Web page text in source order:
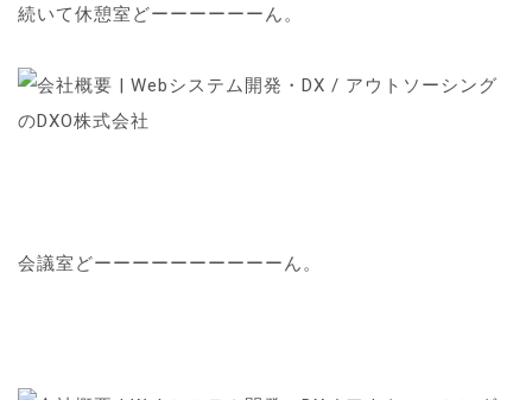
続いて休憩室どーーーーーーん。
会議室どーーーーーーーーーーん。